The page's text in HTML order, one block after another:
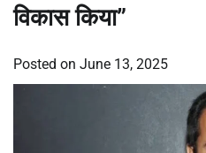
विकास किया”
Posted on June 13, 2025